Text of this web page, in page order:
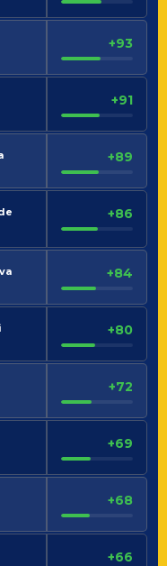
+93
+91
+89
+86
+84
+80
+72
+69
+68
+66